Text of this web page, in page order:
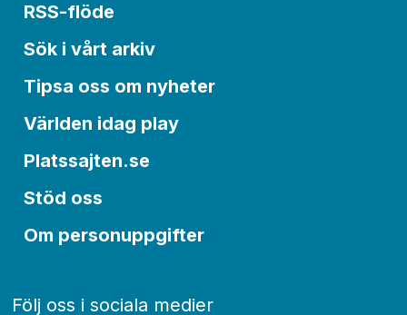
RSS-flöde
Sök i vårt arkiv
Tipsa oss om nyheter
Världen idag play
Platssajten.se
Stöd oss
Om personuppgifter
Följ oss i sociala medier